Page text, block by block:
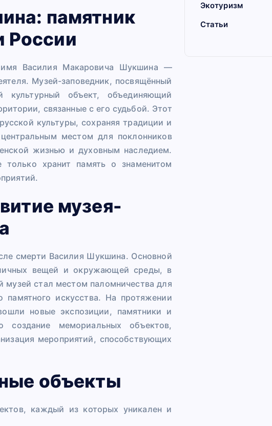
памятник
России
имя Василия Макаровича Шукшина —
Музей-заповедник, посвящённый
культурный объект, объединяющий
связанные с его судьбой. Этот
культуры, сохраняя традиции и
местом для поклонников
жизнью и духовным наследием.
только хранит память о знаменитом
музея-
смерти Василия Шукшина. Основной
вещей и окружающей среды, в
стал местом паломничества для
памятного искусства. На протяжении
новые экспозиции, памятники и
мемориальных объектов,
мероприятий, способствующих
объекты
каждый из которых уникален и
Экотуризм
Статьи